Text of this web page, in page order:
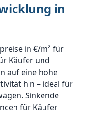
in
in €/m² für
Käufer und
auf eine hohe
hin – ideal für
Sinkende
für Käufer